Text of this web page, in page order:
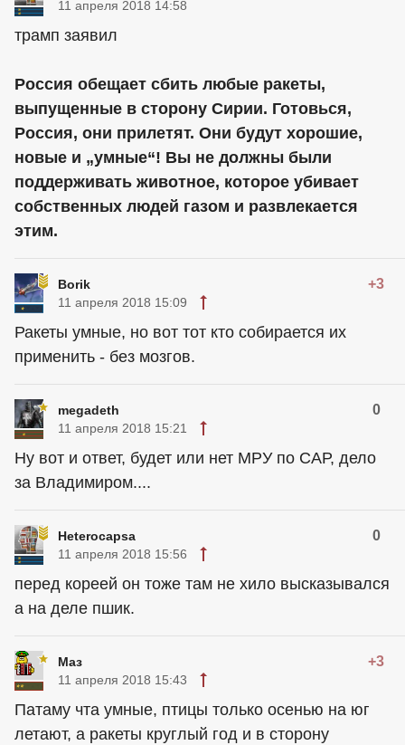
11 апреля 2018 14:58
трамп заявил
Россия обещает сбить любые ракеты,
выпущенные в сторону Сирии. Готовься,
Россия, они прилетят. Они будут хорошие,
новые и „умные“! Вы не должны были
поддерживать животное, которое убивает
собственных людей газом и развлекается
этим.
Borik +3
11 апреля 2018 15:09
Ракеты умные, но вот тот кто собирается их
применить - без мозгов.
megadeth 0
11 апреля 2018 15:21
Ну вот и ответ, будет или нет МРУ по САР, дело
за Владимиром....
Heterocapsa 0
11 апреля 2018 15:56
перед кореей он тоже там не хило высказывался
а на деле пшик.
Маз +3
11 апреля 2018 15:43
Патаму чта умные, птицы только осенью на юг
летают, а ракеты круглый год и в сторону